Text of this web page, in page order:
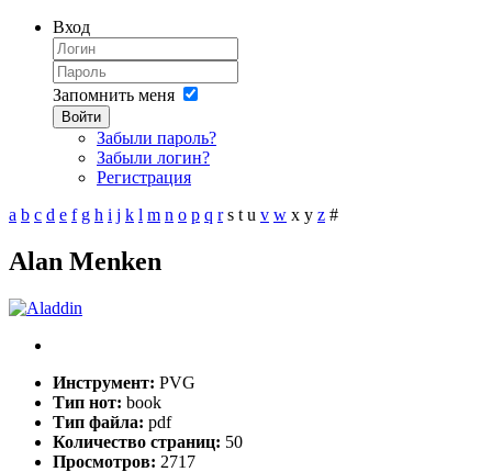
Вход
Запомнить меня
Войти
Забыли пароль?
Забыли логин?
Регистрация
a b c d e f g h i j k l m n o p q r s t u v w x y z #
Alan Menken
Инструмент: PVG
Тип нот: book
Тип файла: pdf
Количество страниц: 50
Просмотров: 2717